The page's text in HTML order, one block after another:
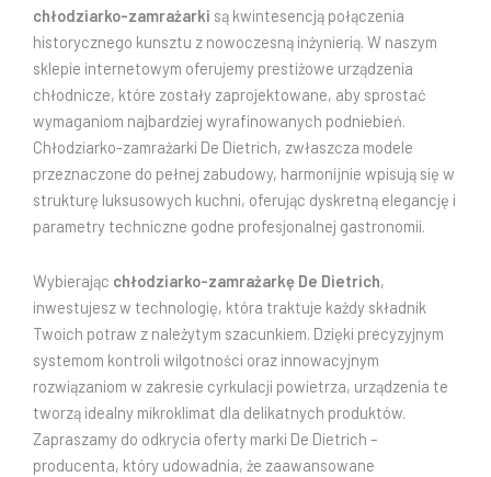
chłodziarko-zamrażarki są kwintesencją połączenia
historycznego kunsztu z nowoczesną inżynierią. W naszym
sklepie internetowym oferujemy prestiżowe urządzenia
chłodnicze, które zostały zaprojektowane, aby sprostać
wymaganiom najbardziej wyrafinowanych podniebień.
Chłodziarko-zamrażarki De Dietrich, zwłaszcza modele
przeznaczone do pełnej zabudowy, harmonijnie wpisują się w
strukturę luksusowych kuchni, oferując dyskretną elegancję i
parametry techniczne godne profesjonalnej gastronomii.
Wybierając chłodziarko-zamrażarkę De Dietrich,
inwestujesz w technologię, która traktuje każdy składnik
Twoich potraw z należytym szacunkiem. Dzięki precyzyjnym
systemom kontroli wilgotności oraz innowacyjnym
rozwiązaniom w zakresie cyrkulacji powietrza, urządzenia te
tworzą idealny mikroklimat dla delikatnych produktów.
Zapraszamy do odkrycia oferty marki De Dietrich –
producenta, który udowadnia, że zaawansowane